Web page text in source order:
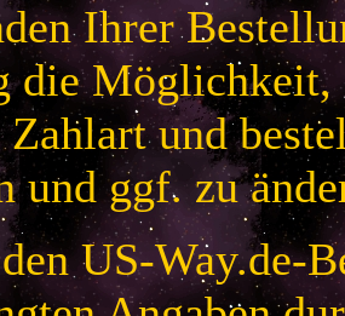
Ihrer
die Möglichkeit,
und
und ggf. zu
US-Way.de-